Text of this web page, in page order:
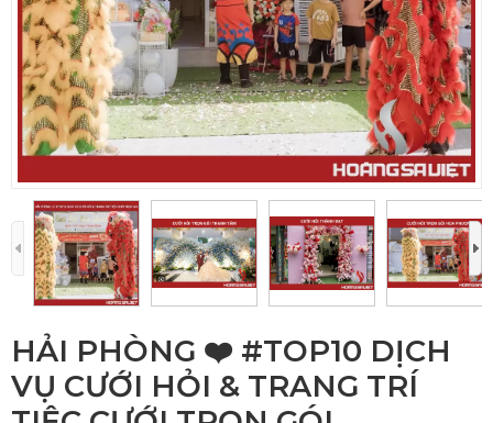
HẢI PHÒNG ❤️️ #TOP10 DỊCH
VỤ CƯỚI HỎI & TRANG TRÍ